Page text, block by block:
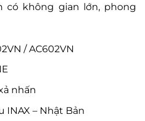
có không gian lớn, phong
/ AC602VN
nhấn
INAX – Nhật Bản